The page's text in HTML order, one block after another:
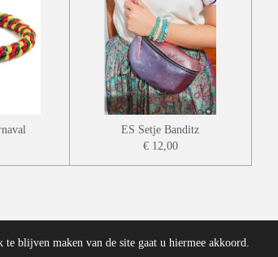
blijven maken van de site gaat u hiermee akkoord.
ES Setje Banditz
€ 12,00